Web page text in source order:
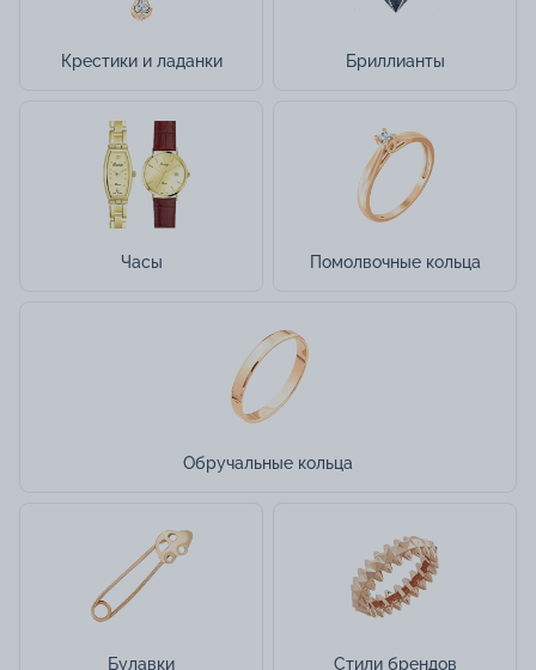
Крестики и ладанки Бриллианты
Часы Помолвочные кольца
Обручальные кольца
Булавки Стили брендов